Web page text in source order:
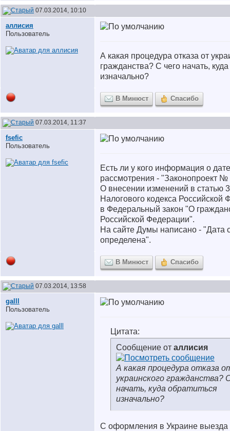
07.03.2014, 10:10
аллисия
Пользователь
А какая процедура отказа от
гражданства? С чего начать,
изначально?
В Минюст Спасибо
07.03.2014, 11:37
fsefic
Пользователь
Есть ли у кого информация о дате
рассмотрения - "Законопроект №
О внесении изменений в статью
Налогового кодекса Российской
в Федеральный закон "О
Российской Федерации".
На сайте Думы написано - "Дата
определена".
В Минюст Спасибо
07.03.2014, 13:58
galll
Пользователь
Цитата:
Сообщение от аллисия
А какая процедура отказа
украинского гражданства?
начать, куда обратиться
изначально?
C оформления в Украине